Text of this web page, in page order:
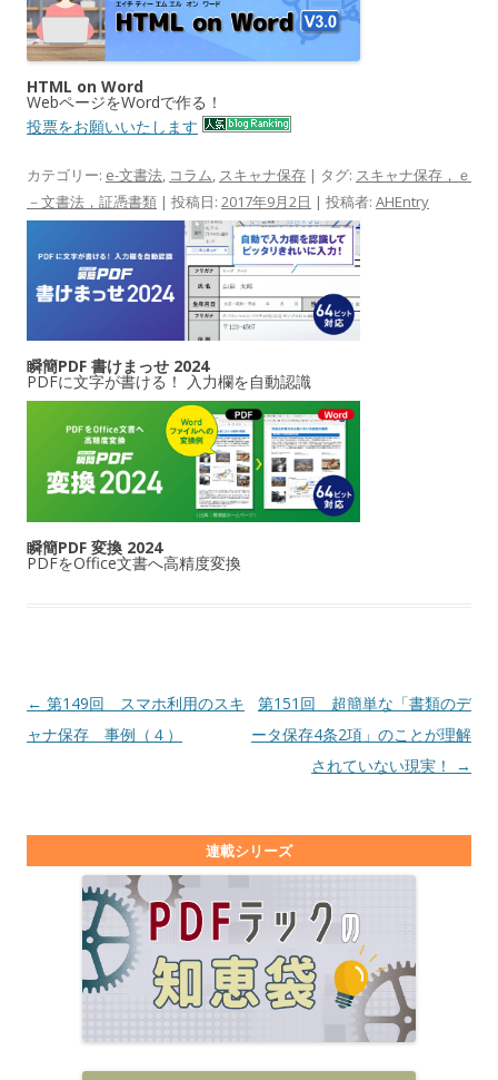
HTML on Word
WebページをWordで作る！
投票をお願いいたします
カテゴリー: e-文書法, コラム, スキャナ保存 | タグ: スキャナ保存，ｅ
－文書法，証憑書類 | 投稿日: 2017年9月2日 | 投稿者: AHEntry
瞬簡PDF 書けまっせ 2024
PDFに文字が書ける！ 入力欄を自動認識
瞬簡PDF 変換 2024
PDFをOffice文書へ高精度変換
投稿ナビゲーション
← 第149回 スマホ利用のスキ
ャナ保存 事例（４）
第151回 超簡単な「書類のデ
ータ保存4条2項」のことが理解
されていない現実！
→
連載シリーズ